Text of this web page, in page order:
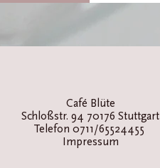
Café Blüte
Schloßstr. 94 70176 Stuttgart
Telefon 0711/65524455
Impressum